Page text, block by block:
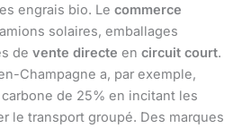
engrais bio. Le commerce
solaires, emballages
de vente directe en circuit court.
Champagne a, par exemple,
de 25% en incitant les
le transport groupé. Des marques